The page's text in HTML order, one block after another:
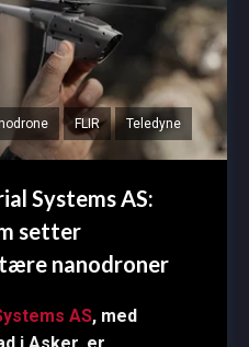
FLIR Teledyne
Systems AS:
setter
nanodroner
AS, med